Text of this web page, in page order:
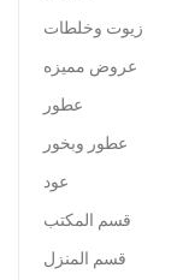
زيوت وخلطات
عروض مميزه
عطور
عطور وبخور
عود
قسم المكتب
قسم المنزل